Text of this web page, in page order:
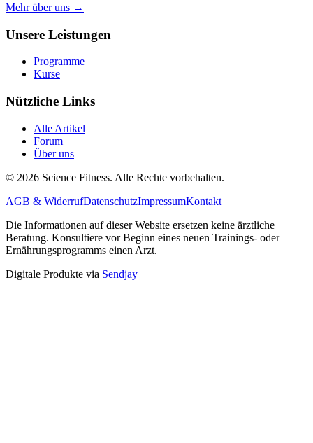
Mehr über uns →
Unsere Leistungen
Programme
Kurse
Nützliche Links
Alle Artikel
Forum
Über uns
© 2026 Science Fitness. Alle Rechte vorbehalten.
AGB & WiderrufDatenschutzImpressumKontakt
Die Informationen auf dieser Website ersetzen keine ärztliche
Beratung. Konsultiere vor Beginn eines neuen Trainings- oder
Ernährungsprogramms einen Arzt.
Digitale Produkte via Sendjay